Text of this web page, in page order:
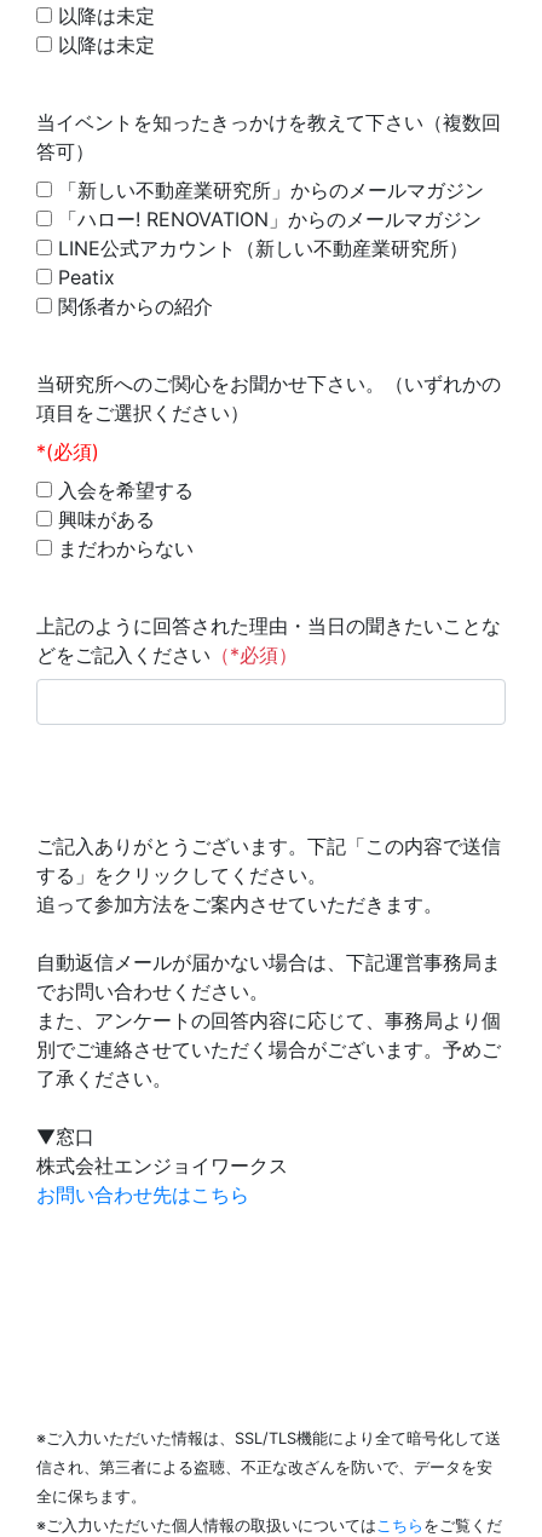
以降は未定
以降は未定
当イベントを知ったきっかけを教えて下さい（複数回
答可）
「新しい不動産業研究所」からのメールマガジン
「ハロー! RENOVATION」からのメールマガジン
LINE公式アカウント（新しい不動産業研究所）
Peatix
関係者からの紹介
当研究所へのご関心をお聞かせ下さい。（いずれかの
項目をご選択ください）
*(必須)
入会を希望する
興味がある
まだわからない
上記のように回答された理由・当日の聞きたいことな
どをご記入ください （*必須）
ご記入ありがとうございます。下記「この内容で送信
する」をクリックしてください。
追って参加方法をご案内させていただきます。
自動返信メールが届かない場合は、下記運営事務局ま
でお問い合わせください。
また、アンケートの回答内容に応じて、事務局より個
別でご連絡させていただく場合がございます。予めご
了承ください。
▼窓口
株式会社エンジョイワークス
お問い合わせ先はこちら
※ご入力いただいた情報は、SSL/TLS機能により全て暗号化して送
信され、第三者による盗聴、不正な改ざんを防いで、データを安
全に保ちます。
※ご入力いただいた個人情報の取扱いについてはこちら をご覧くだ